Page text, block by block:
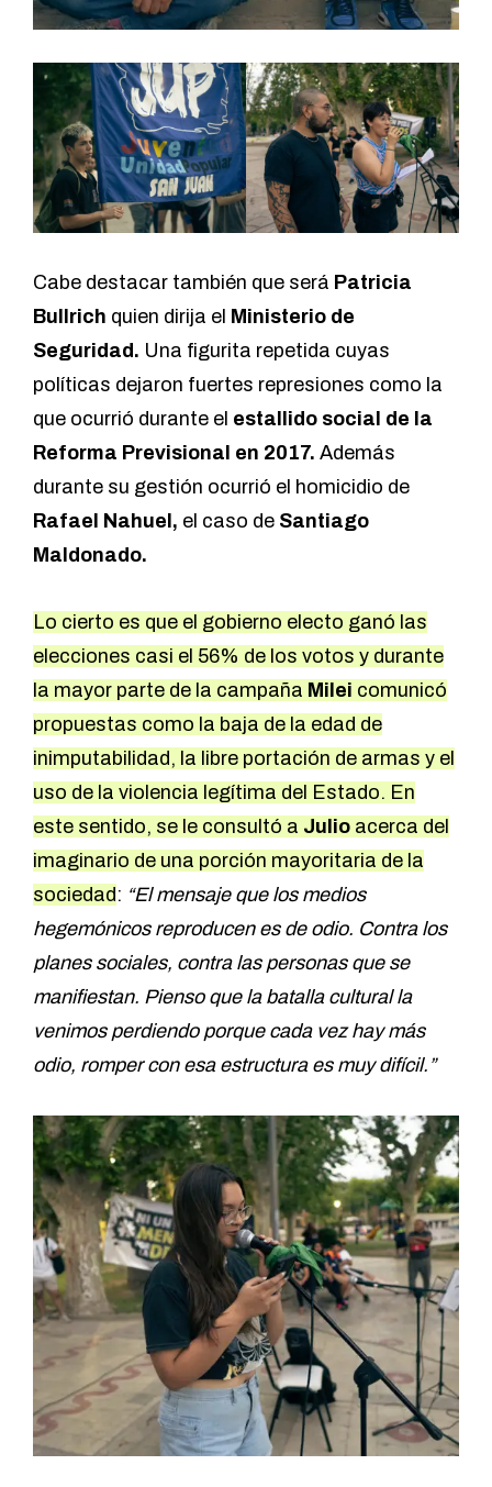
Cabe destacar también que será Patricia
Bullrich quien dirija el Ministerio de
Seguridad. Una figurita repetida cuyas
políticas dejaron fuertes represiones como la
que ocurrió durante el estallido social de la
Reforma Previsional en 2017. Además
durante su gestión ocurrió el homicidio de
Rafael Nahuel, el caso de Santiago
Maldonado.
Lo cierto es que el gobierno electo ganó las
elecciones casi el 56% de los votos y durante
la mayor parte de la campaña Milei comunicó
propuestas como la baja de la edad de
inimputabilidad, la libre portación de armas y el
uso de la violencia legítima del Estado. En
este sentido, se le consultó a Julio acerca del
imaginario de una porción mayoritaria de la
sociedad: “El mensaje que los medios
hegemónicos reproducen es de odio. Contra los
planes sociales, contra las personas que se
manifiestan. Pienso que la batalla cultural la
venimos perdiendo porque cada vez hay más
odio, romper con esa estructura es muy difícil.”